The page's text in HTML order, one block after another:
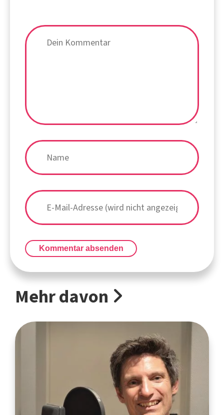
Kommentar absenden
Mehr davon